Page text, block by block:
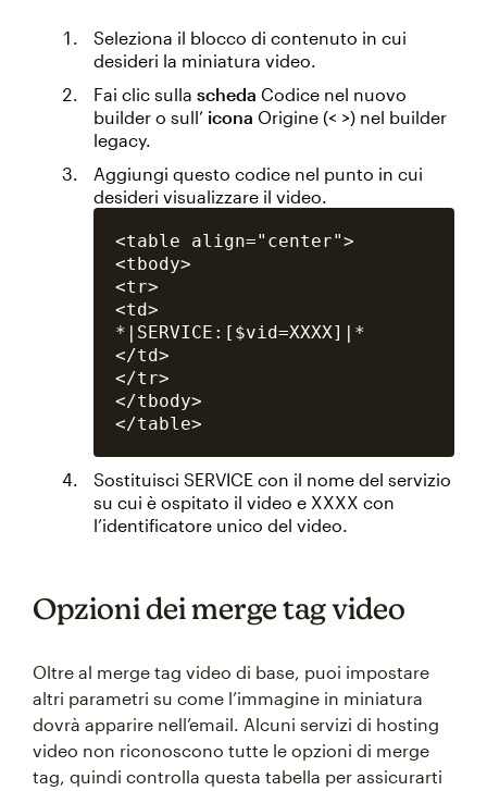
Seleziona il blocco di contenuto in cui
desideri la miniatura video.
Fai clic sulla scheda Codice nel nuovo
builder o sull’ icona Origine (< >) nel builder
legacy.
Aggiungi questo codice nel punto in cui
desideri visualizzare il video.
<table align="center">
<tbody>
<tr>
<td>
*|SERVICE:[$vid=XXXX]|*
</td>
</tr>
</tbody>
Sostituisci SERVICE con il nome del servizio
su cui è ospitato il video e XXXX con
l’identificatore unico del video.
Opzioni dei merge tag video
Oltre al merge tag video di base, puoi impostare
altri parametri su come l’immagine in miniatura
dovrà apparire nell’email. Alcuni servizi di hosting
video non riconoscono tutte le opzioni di merge
tag, quindi controlla questa tabella per assicurarti